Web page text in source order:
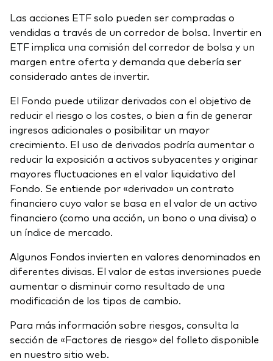
Las acciones ETF solo pueden ser compradas o
vendidas a través de un corredor de bolsa. Invertir en
ETF implica una comisión del corredor de bolsa y un
margen entre oferta y demanda que debería ser
considerado antes de invertir.
El Fondo puede utilizar derivados con el objetivo de
reducir el riesgo o los costes, o bien a fin de generar
ingresos adicionales o posibilitar un mayor
crecimiento. El uso de derivados podría aumentar o
reducir la exposición a activos subyacentes y originar
mayores fluctuaciones en el valor liquidativo del
Fondo. Se entiende por «derivado» un contrato
financiero cuyo valor se basa en el valor de un activo
financiero (como una acción, un bono o una divisa) o
un índice de mercado.
Algunos Fondos invierten en valores denominados en
diferentes divisas. El valor de estas inversiones puede
aumentar o disminuir como resultado de una
modificación de los tipos de cambio.
Para más información sobre riesgos, consulta la
sección de «Factores de riesgo» del folleto disponible
en nuestro sitio web.